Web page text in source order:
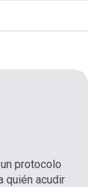
protocolo
quién acudir